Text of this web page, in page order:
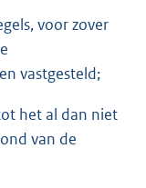
voor zover
vastgesteld;
het al dan niet
van de